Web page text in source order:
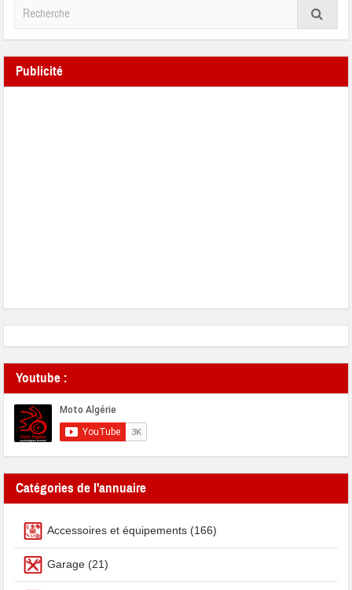
Publicité
Youtube :
Catégories de l'annuaire
Accessoires et équipements (166)
Garage (21)